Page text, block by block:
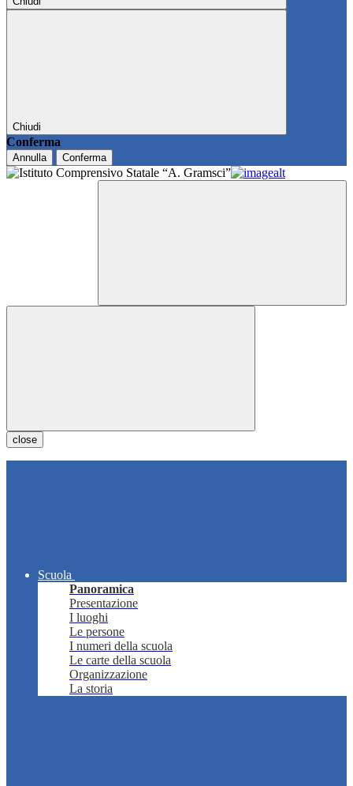
Chiudi
Conferma
Annulla Conferma
close
Scuola
Panoramica
Presentazione
I luoghi
Le persone
I numeri della scuola
Le carte della scuola
Organizzazione
La storia